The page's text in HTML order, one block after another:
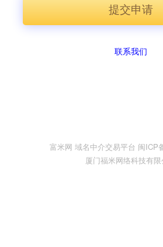
提交申请
联系我们
富米网 域名中介交易平台 闽ICP
厦门福米网络科技有限